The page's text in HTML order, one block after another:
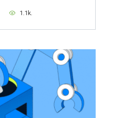
1.1k.